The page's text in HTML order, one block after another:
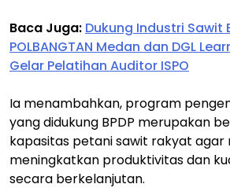
Baca Juga: Dukung Industri Sawit
POLBANGTAN Medan dan DGL
Gelar Pelatihan Auditor ISPO
Ia menambahkan, program
yang didukung BPDP merupakan
kapasitas petani sawit rakyat agar
meningkatkan produktivitas dan
secara berkelanjutan.